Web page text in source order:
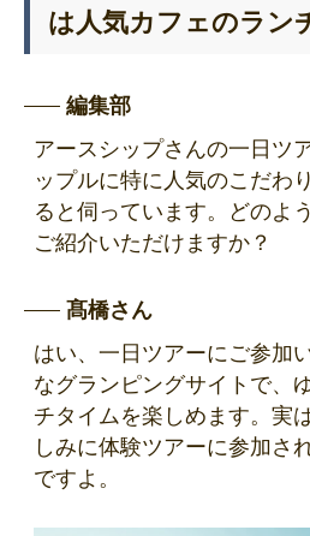
は人気カフェのラン
編集部
アースシップさんの一日ツ
ップルに特に人気のこだわ
ると伺っています。どのよ
ご紹介いただけますか？
髙橋さん
はい、一日ツアーにご参加
なグランピングサイトで、
チタイムを楽しめます。実
しみに体験ツアーに参加さ
ですよ。